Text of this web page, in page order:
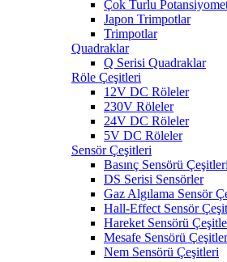
Çok Turlu
Japon Trimpotlar
Trimpotlar
Quadraklar
Q Serisi Quadraklar
Röle Çeşitleri
12V DC Röleler
230V Röleler
24V DC Röleler
5V DC Röleler
Sensör Çeşitleri
Basınç Sensörü Çeşitleri
DS Serisi Sensörler
Gaz Algılama Sensör
Hall-Effect Sensör
Hareket Sensörü
Mesafe Sensörü
Nem Sensörü Çeşitleri